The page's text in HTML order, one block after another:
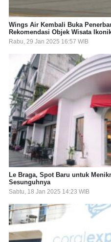
Wings Air Kembali Buka
Rekomendasi Objek Wisata
Rabu, 29 Jan 2025 16:57 WIB
Le Braga, Spot Baru untuk
Sesunguhnya
Sabtu, 18 Jan 2025 14:23 WIB